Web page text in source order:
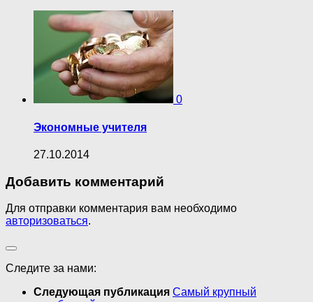
0
Экономные учителя
27.10.2014
Добавить комментарий
Для отправки комментария вам необходимо
авторизоваться.
Следите за нами:
Следующая публикация Самый крупный